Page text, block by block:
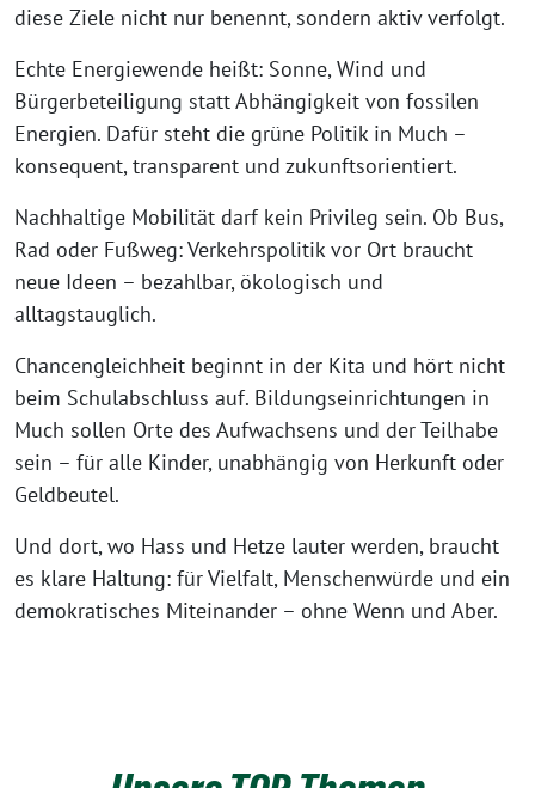
diese Ziele nicht nur benennt, sondern aktiv verfolgt.
Echte Energiewende heißt: Sonne, Wind und
Bürgerbeteiligung statt Abhängigkeit von fossilen
Energien. Dafür steht die grüne Politik in Much –
konsequent, transparent und zukunftsorientiert.
Nachhaltige Mobilität darf kein Privileg sein. Ob Bus,
Rad oder Fußweg: Verkehrspolitik vor Ort braucht
neue Ideen – bezahlbar, ökologisch und
alltagstauglich.
Chancengleichheit beginnt in der Kita und hört nicht
beim Schulabschluss auf. Bildungseinrichtungen in
Much sollen Orte des Aufwachsens und der Teilhabe
sein – für alle Kinder, unabhängig von Herkunft oder
Geldbeutel.
Und dort, wo Hass und Hetze lauter werden, braucht
es klare Haltung: für Vielfalt, Menschenwürde und ein
demokratisches Miteinander – ohne Wenn und Aber.